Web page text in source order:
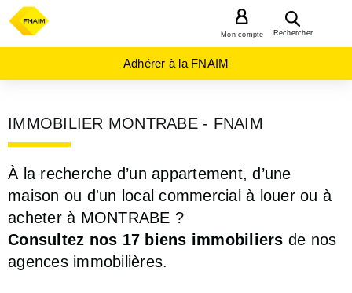
Rechercher
Mon compte
Adhérer à la FNAIM
IMMOBILIER MONTRABE - FNAIM
À la recherche d’un appartement, d’une
maison ou d'un local commercial à louer ou à
acheter à MONTRABE ?
Consultez nos 17 biens immobiliers de nos
agences immobilières.